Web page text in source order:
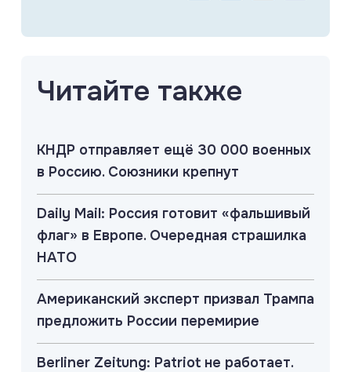
Читайте также
КНДР отправляет ещё 30 000 военных
в Россию. Союзники крепнут
Daily Mail: Россия готовит «фальшивый
флаг» в Европе. Очередная страшилка
НАТО
Американский эксперт призвал Трампа
предложить России перемирие
Berliner Zeitung: Patriot не работает.